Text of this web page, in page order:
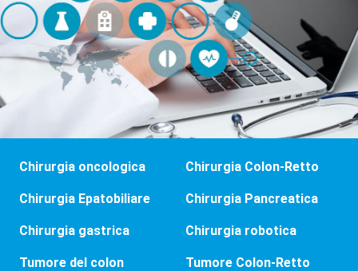
Chirurgia oncologica Chirurgia Colon-Retto
Chirurgia Epatobiliare Chirurgia Pancreatica
Chirurgia gastrica Chirurgia robotica
Tumore del colon Tumore Colon-Retto